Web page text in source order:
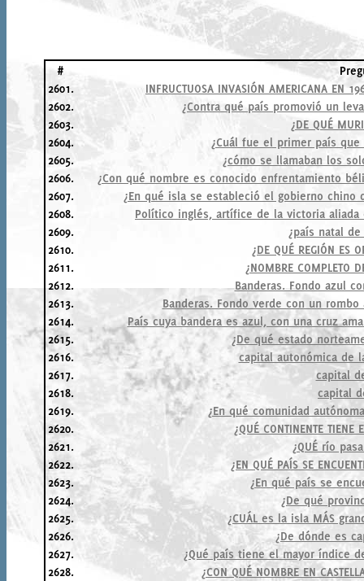
#
2601.
INFRUCTUOSA INVASIÓN AMERICANA EN
2602.
¿Contra qué país promovió un
2603.
¿DE QUÉ
2604.
¿Cuál fue el primer país
2605.
¿cómo se llamaban los
2606.
¿Con qué nombre es conocido enfrentamiento
2607.
¿En qué isla se estableció el gobierno chino
2608.
Político inglés, artífice de la victoria
2609.
¿país natal
2610.
¿DE QUÉ REGIÓN ES
2611.
¿NOMBRE COMPLETO
2612.
Banderas. Fondo azul
2613.
Banderas. Fondo verde con un
2614.
País cuya bandera es azul, con una cruz
2615.
¿De qué estado
2616.
capital autonómica de
2617.
capital
2618.
capital
2619.
¿En qué comunidad
2620.
¿QUÉ CONTINENTE TIENE
2621.
¿QUÉ río
2622.
¿EN QUÉ PAÍS SE
2623.
¿En qué país se
2624.
¿De qué
2625.
¿CUÁL es la isla MÁS
2626.
¿De dónde es
2627.
¿Qué país tiene el mayor índice
2628.
¿CON QUÉ NOMBRE EN